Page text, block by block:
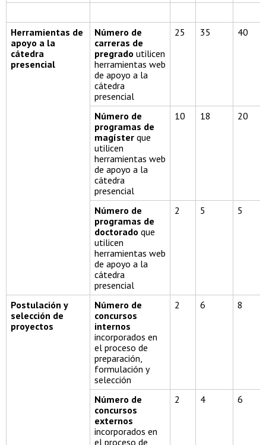
Herramientas de
apoyo a la
cátedra
presencial
Número de
carreras de
pregrado utilicen
herramientas web
de apoyo a la
cátedra
presencial
25 35 40
Número de
programas de
magíster que
utilicen
herramientas web
de apoyo a la
cátedra
presencial
10 18 20
Número de
programas de
doctorado que
utilicen
herramientas web
de apoyo a la
cátedra
presencial
2 5 5
Postulación y
selección de
proyectos
Número de
concursos
internos
incorporados en
el proceso de
preparación,
formulación y
selección
2 6 8
Número de
concursos
externos
incorporados en
el proceso de
2 4 6